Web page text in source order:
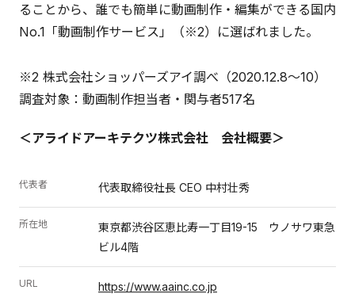
ることから、誰でも簡単に動画制作・編集ができる国内
No.1「動画制作サービス」（※2）に選ばれました。
※2 株式会社ショッパーズアイ調べ（2020.12.8〜10）
調査対象：動画制作担当者・関与者517名
＜アライドアーキテクツ株式会社 会社概要＞
代表者 代表取締役社長 CEO 中村壮秀
所在地
東京都渋谷区恵比寿一丁目19-15 ウノサワ東急
ビル4階
URL https://www.aainc.co.jp